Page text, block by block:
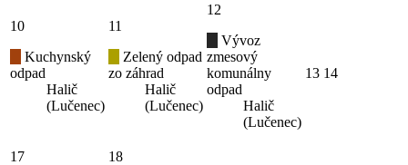
10
Kuchynský
odpad
Halič
(Lučenec)
11
Zelený odpad
zo záhrad
Halič
(Lučenec)
12
Vývoz
zmesový
komunálny
odpad
Halič
(Lučenec)
13 14
17
18